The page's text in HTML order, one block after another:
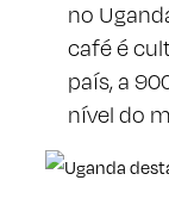
no
café é
país, a
nível do